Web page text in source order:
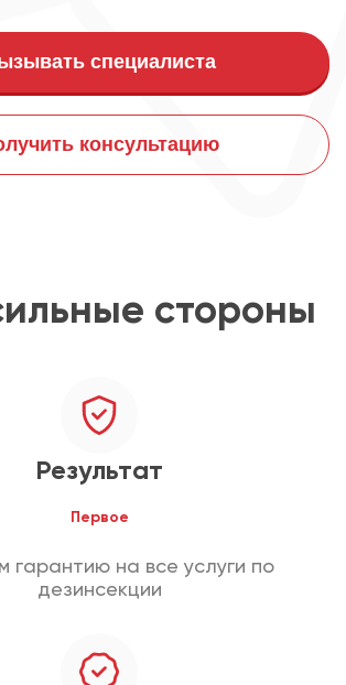
специалиста
консультацию
стороны
Результат
Первое
гарантию на все услуги по
дезинсекции